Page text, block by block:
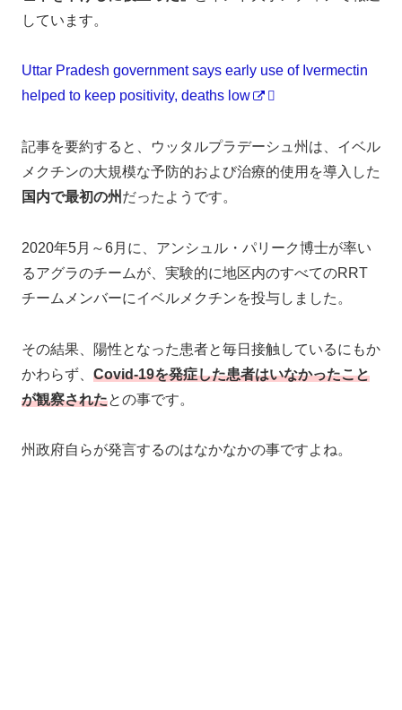
しています。
Uttar Pradesh government says early use of Ivermectin
helped to keep positivity, deaths low
記事を要約すると、ウッタルプラデーシュ州は、イベル
メクチンの大規模な予防的および治療的使用を導入した
国内で最初の州 だったようです。
2020年5月～6月に、アンシュル・パリーク博士が率い
るアグラのチームが、実験的に地区内のすべてのRRT
チームメンバーにイベルメクチンを投与しました。
その結果、陽性となった患者と毎日接触しているにもか
かわらず、 Covid-19を発症した患者はいなかったこと
が観察されたとの事です。
州政府自らが発言するのはなかなかの事ですよね。